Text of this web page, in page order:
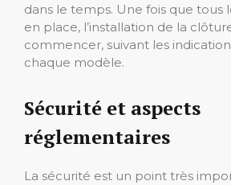
dans le temps. Une fois que tous
en place, l’installation de la
commencer, suivant les
chaque modèle.
Sécurité et aspects
réglementaires
La sécurité est un point très